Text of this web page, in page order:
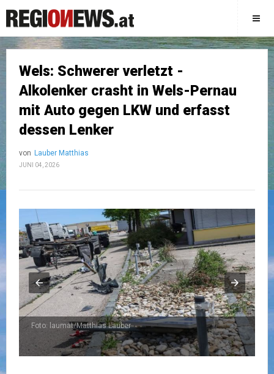
Wels: Schwerer verletzt -
Alkolenker crasht in Wels-Pernau
mit Auto gegen LKW und erfasst
dessen Lenker
von Lauber Matthias
JUNI 04, 2026
Foto: laumat/Matthias Lauber